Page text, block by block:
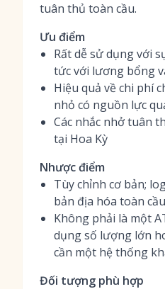
tuân thủ toàn cầu.
Ưu điểm
Rất dễ sử dụng với
tức với lương bổng
Hiệu quả về chi phí
nhỏ có nguồn lực
Các nhắc nhở tuân
tại Hoa Kỳ
Nhược điểm
Tùy chỉnh cơ bản;
bản địa hóa toàn
Không phải là một
dụng số lượng lớn
cần một hệ thống
Đối tượng phù hợp